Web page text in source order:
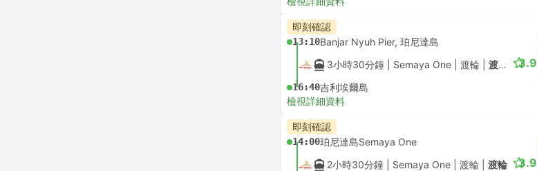
即刻確認
13:10Banjar Nyuh Pier, 珀尼達島
3小時30分鐘 | Semaya One 渡輪 渡輪
16:40吉利埃爾島
3.9
檢視詳細資料
即刻確認
14:00珀尼達島Semaya One
2小時30分鐘 | Semaya One 渡輪 渡輪 3.9